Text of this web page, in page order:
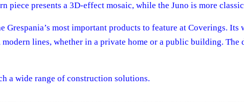
piece presents a 3D-effect mosaic, while the Juno is more
Grespania’s most important products to feature at Coverings.
lines, whether in a private home or a public building. The
a wide range of construction solutions.